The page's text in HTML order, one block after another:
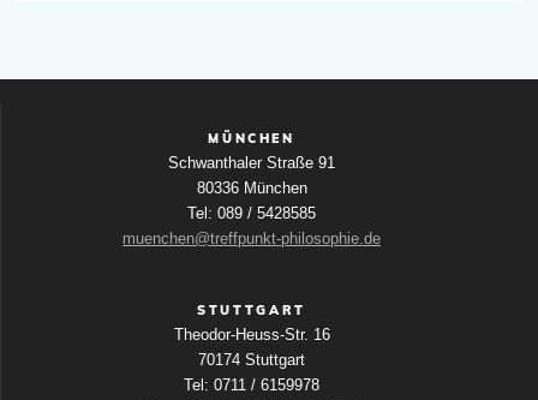
MÜNCHEN
Schwanthaler Straße 91
80336 München
Tel: 089 / 5428585
muenchen@treffpunkt-philosophie.de
STUTTGART
Theodor-Heuss-Str. 16
70174 Stuttgart
Tel: 0711 / 6159978